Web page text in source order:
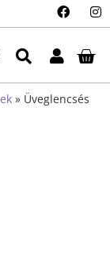
» Üveglencsés